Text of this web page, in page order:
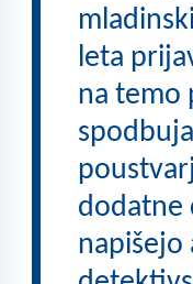
leta
na temo
dodatne
napišejo